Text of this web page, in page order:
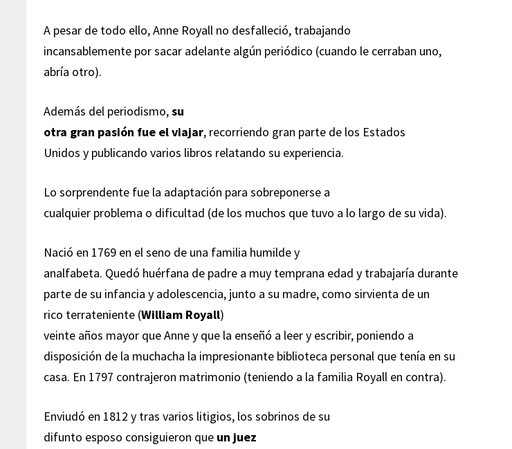
A pesar de todo ello, Anne Royall no desfalleció, trabajando
incansablemente por sacar adelante algún periódico (cuando le cerraban uno,
abría otro).
Además del periodismo,su
otra gran pasión fue el viajar, recorriendo gran parte de los Estados
Unidos y publicando varios libros relatando su experiencia.
Lo sorprendente fue la adaptación para sobreponerse a
cualquier problema o dificultad (de los muchos que tuvo a lo largo de su vida).
Nació en 1769 en el seno de una familia humilde y
analfabeta. Quedó huérfana de padre a muy temprana edad y trabajaría durante
parte de su infancia y adolescencia, junto a su madre, como sirvienta de un
rico terrateniente (William Royall)
veinte años mayor que Anne y que la enseñó a leer y escribir, poniendo a
disposición de la muchacha la impresionante biblioteca personal que tenía en su
casa. En 1797 contrajeron matrimonio (teniendo a la familia Royall en contra).
Enviudó en 1812 y tras varios litigios, los sobrinos de su
difunto esposo consiguieron que un juez